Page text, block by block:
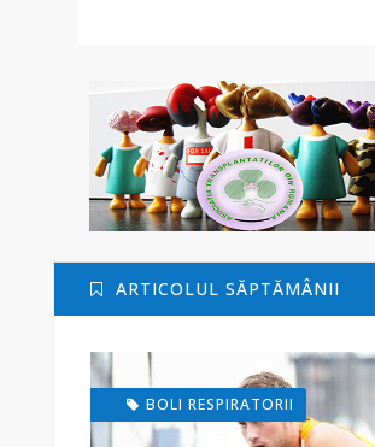
ARTICOLUL SĂPTĂMÂNII
BOLI RESPIRATORII